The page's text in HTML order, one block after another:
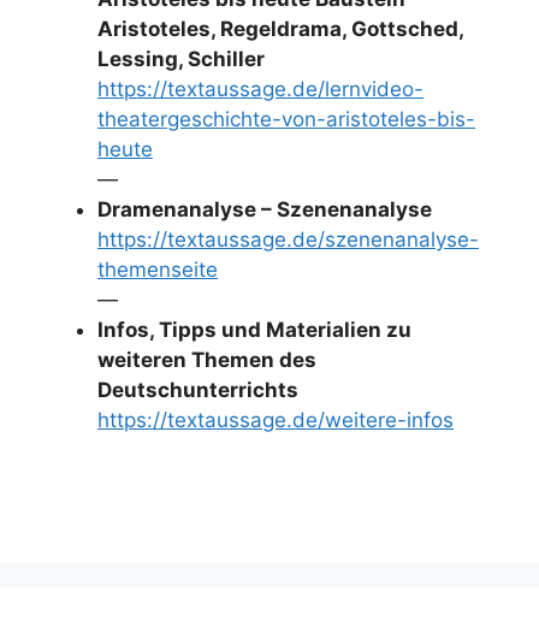
Aristoteles, Regeldrama, Gottsched,
Lessing, Schiller
https://textaussage.de/lernvideo-
theatergeschichte-von-aristoteles-bis-
heute
—
Dramenanalyse – Szenenanalyse
https://textaussage.de/szenenanalyse-
themenseite
—
Infos, Tipps und Materialien zu
weiteren Themen des
Deutschunterrichts
https://textaussage.de/weitere-infos